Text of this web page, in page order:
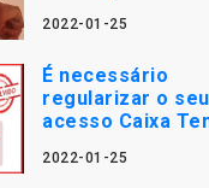
2022-01-25
É necessário
regularizar o seu
acesso Caixa
2022-01-25